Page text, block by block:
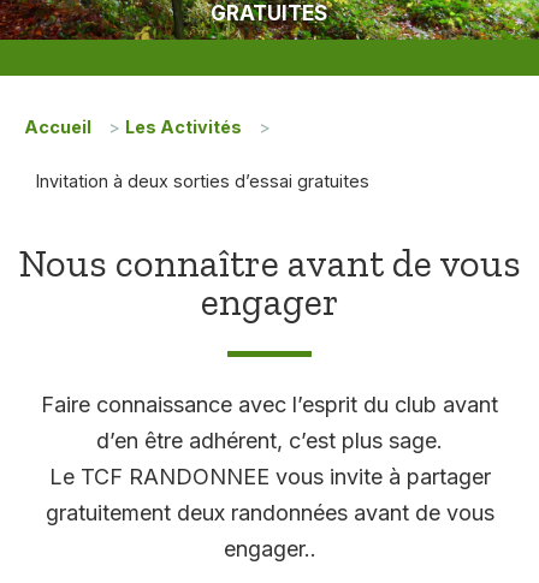
GRATUITES
Accueil > Les Activités >
Invitation à deux sorties d’essai gratuites
Nous connaître avant de vous
engager
Faire connaissance avec l’esprit du club avant
d’en être adhérent, c’est plus sage.
Le TCF RANDONNEE vous invite à partager
gratuitement deux randonnées avant de vous
engager..